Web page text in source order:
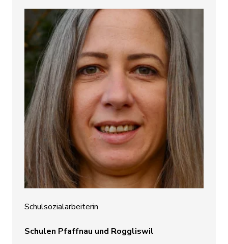
Schulsozialarbeiterin
Schulen Pfaffnau und Roggliswil